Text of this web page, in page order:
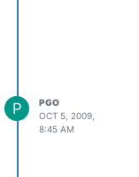
P
PGO
OCT 5, 2009,
8:45 AM